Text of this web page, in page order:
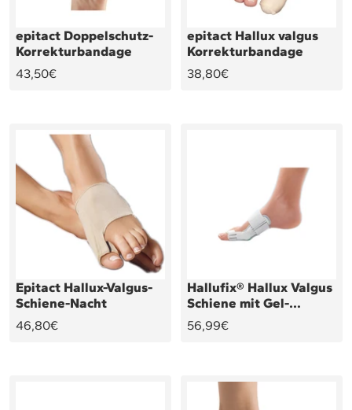
epitact Doppelschutz-
Korrekturbandage
Angebotspreis
43,50€
epitact Hallux valgus
Korrekturbandage
Angebotspreis
38,80€
Epitact Hallux-Valgus-
Schiene-Nacht
Angebotspreis
46,80€
Hallufix® Hallux Valgus
Schiene mit Gel-
Seitenkissen
Angebotspreis
56,99€